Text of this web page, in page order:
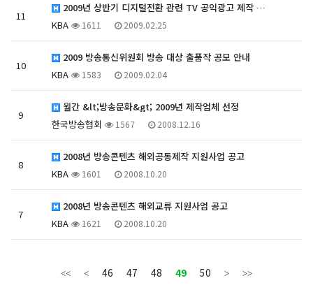
11
2009년 상반기 디지털전환 관련 TV 공익광고 제작 …
KBA
1611 2009.02.25
10
2009 방송통신위원회 방송 대상 출품작 공모 안내
KBA
1583 2009.02.04
9
월간 &lt;방송문화&gt; 2009년 제작업체 선정
한국방송협회
1567 2008.12.16
8
2008년 방송콘텐츠 해외공동제작 지원사업 공고
KBA
1601 2008.10.20
7
2008년 방송콘텐츠 해외교류 지원사업 공고
KBA
1621 2008.10.20
46 47 48 49 50